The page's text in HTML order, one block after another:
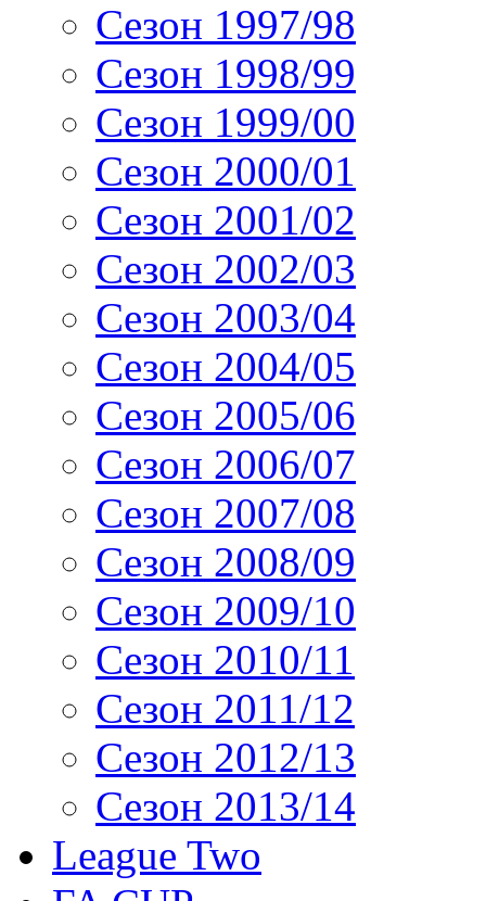
Сезон 1997/98
Сезон 1998/99
Сезон 1999/00
Сезон 2000/01
Сезон 2001/02
Сезон 2002/03
Сезон 2003/04
Сезон 2004/05
Сезон 2005/06
Сезон 2006/07
Сезон 2007/08
Сезон 2008/09
Сезон 2009/10
Сезон 2010/11
Сезон 2011/12
Сезон 2012/13
Сезон 2013/14
League Two